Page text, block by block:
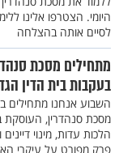
היומי. הצטרפו אלינו
לסיים אותה בהצלחה
מתחילים מסכת
בעקבות בית הדין
השבוע אנחנו מתחילים
מסכת סנהדרין, העוסקת
הלכות עדות, מינוי
פרק מפורט על עיקרי